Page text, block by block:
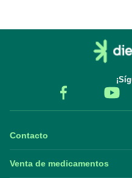
Contacto
Venta de medicamentos